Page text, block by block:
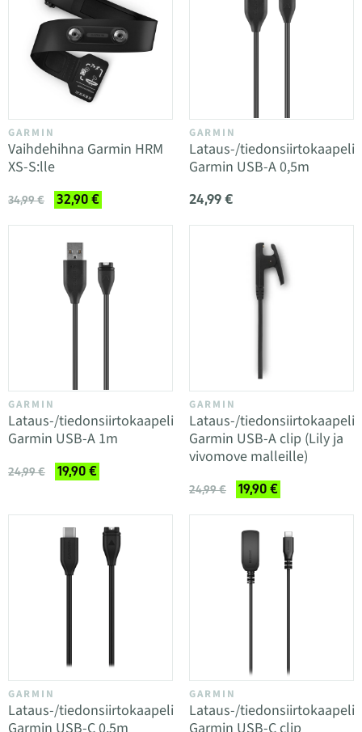
GARMIN
Vaihdehihna Garmin HRM
XS-S:lle
34,99 € 32,90 €
GARMIN
Lataus-/tiedonsiirtokaapeli
Garmin USB-A 0,5m
24,99 €
GARMIN
Lataus-/tiedonsiirtokaapeli
Garmin USB-A 1m
24,99 € 19,90 €
GARMIN
Lataus-/tiedonsiirtokaapeli
Garmin USB-A clip (Lily ja
vivomove malleille)
24,99 € 19,90 €
GARMIN
Lataus-/tiedonsiirtokaapeli
GARMIN
Lataus-/tiedonsiirtokaapeli